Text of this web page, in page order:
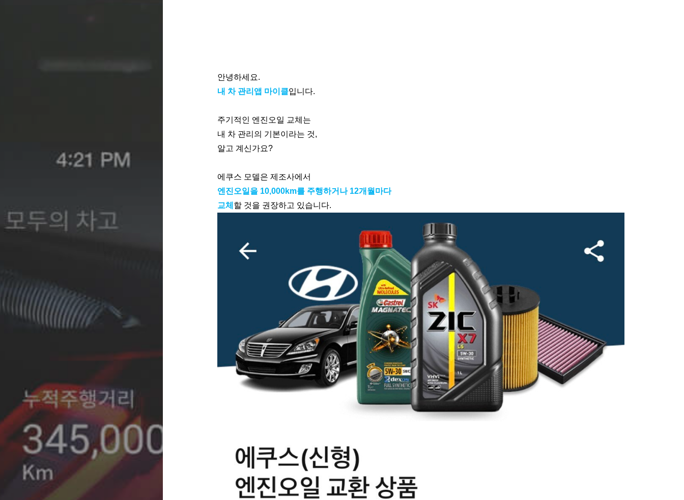
안녕하세요.
내 차 관리앱 마이클입니다.
주기적인 엔진오일 교체는
내 차 관리의 기본이라는 것,
알고 계신가요?
에쿠스 모델은 제조사에서
엔진오일을 10,000km를 주행하거나 12개월마다
교체 할 것을 권장하고 있습니다.